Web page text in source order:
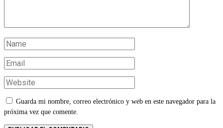
Guarda mi nombre, correo electrónico y web en este navegador para la
próxima vez que comente.